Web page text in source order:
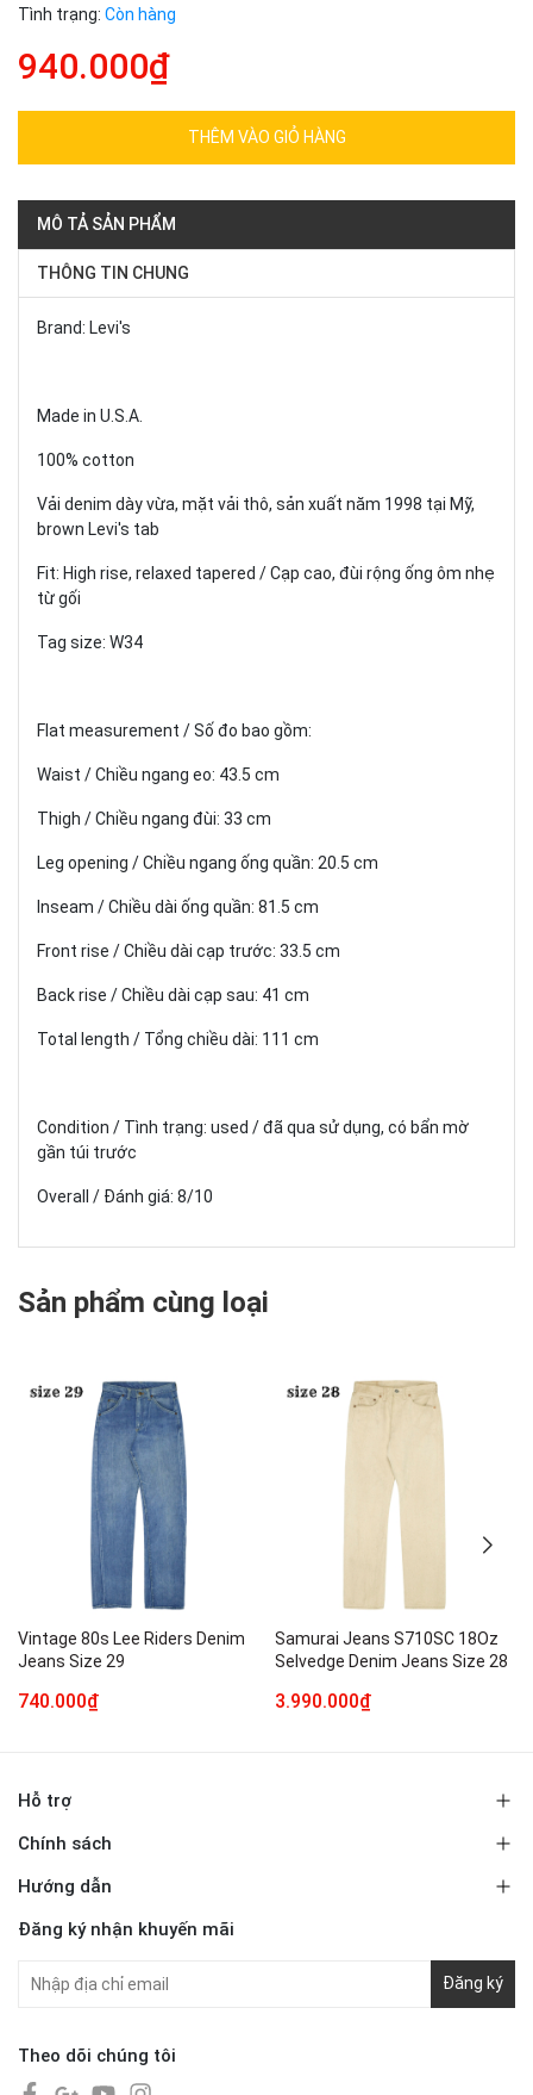
Tình trạng: Còn hàng
940.000₫
THÊM VÀO GIỎ HÀNG
MÔ TẢ SẢN PHẨM
THÔNG TIN CHUNG
Brand: Levi's
Made in U.S.A.
100% cotton
Vải denim dày vừa, mặt vải thô, sản xuất năm 1998 tại Mỹ,
brown Levi's tab
Fit: High rise, relaxed tapered / Cạp cao, đùi rộng ống ôm nhẹ
từ gối
Tag size: W34
Flat measurement / Số đo bao gồm:
Waist / Chiều ngang eo: 43.5 cm
Thigh / Chiều ngang đùi: 33 cm
Leg opening / Chiều ngang ống quần: 20.5 cm
Inseam / Chiều dài ống quần: 81.5 cm
Front rise / Chiều dài cạp trước: 33.5 cm
Back rise / Chiều dài cạp sau: 41 cm
Total length / Tổng chiều dài: 111 cm
Condition / Tình trạng: used / đã qua sử dụng, có bẩn mờ
gần túi trước
Overall / Đánh giá: 8/10
Sản phẩm cùng loại
Vintage 80s Lee Riders Denim
Jeans Size 29
740.000₫
Samurai Jeans S710SC 18Oz
Selvedge Denim Jeans Size 28
3.990.000₫
Hỗ trợ
Chính sách
Hướng dẫn
Đăng ký nhận khuyến mãi
Đăng ký
Theo dõi chúng tôi